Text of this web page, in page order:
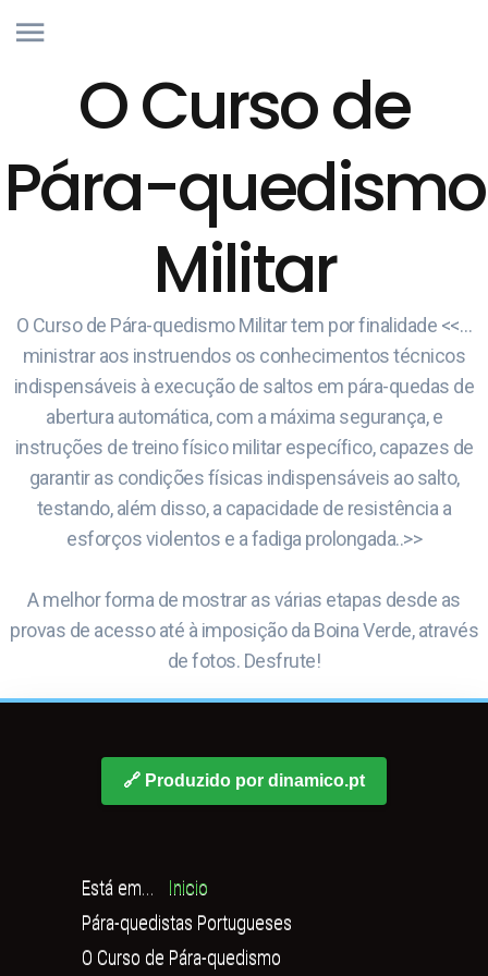
O Curso de
Pára-quedismo
Militar
O Curso de Pára-quedismo Militar tem por finalidade <<…
ministrar aos instruendos os conhecimentos técnicos
indispensáveis à execução de saltos em pára-quedas de
abertura automática, com a máxima segurança, e
instruções de treino físico militar específico, capazes de
garantir as condições físicas indispensáveis ao salto,
testando, além disso, a capacidade de resistência a
esforços violentos e a fadiga prolongada..>>
A melhor forma de mostrar as várias etapas desde as
provas de acesso até à imposição da Boina Verde, através
de fotos. Desfrute!
🔗 Produzido por dinamico.pt
Está em...
Inicio
Pára-quedistas Portugueses
O Curso de Pára-quedismo